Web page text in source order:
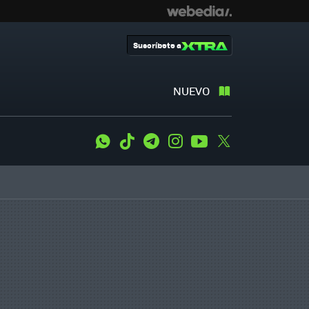
NUEVO
Suscríbete a
WhatsApp
Tiktok TelegramInstagramYoutube